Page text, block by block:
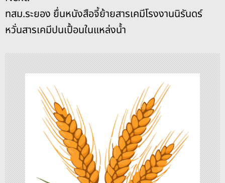
แ
น
ว
เ
รื่
อ
ง
ทสม.ระยอง ยื่นหนังสือจี้ย้ายสารเคมีโรงงานนิรันดร์
หวั่นสารเคมีปนเปื้อนในแหล่งน้ำ